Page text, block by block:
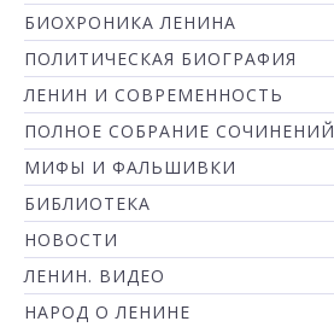
БИОХРОНИКА ЛЕНИНА
ПОЛИТИЧЕСКАЯ БИОГРАФИЯ
ЛЕНИН И СОВРЕМЕННОСТЬ
ПОЛНОЕ СОБРАНИЕ СОЧИНЕНИЙ
МИФЫ И ФАЛЬШИВКИ
БИБЛИОТЕКА
НОВОСТИ
ЛЕНИН. ВИДЕО
НАРОД О ЛЕНИНЕ